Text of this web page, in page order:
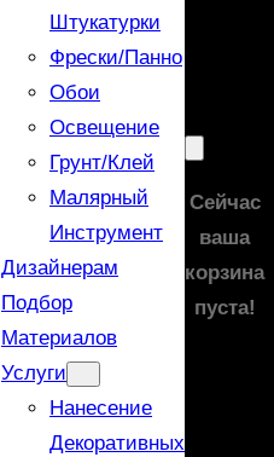
Штукатурки
Фрески/панно
Обои
Освещение
Грунт/Клей
Малярный
Инструмент
Дизайнерам
Подбор
Материалов
Услуги
Нанесение
Декоративных
Сейчас
ваша
корзина
пуста!